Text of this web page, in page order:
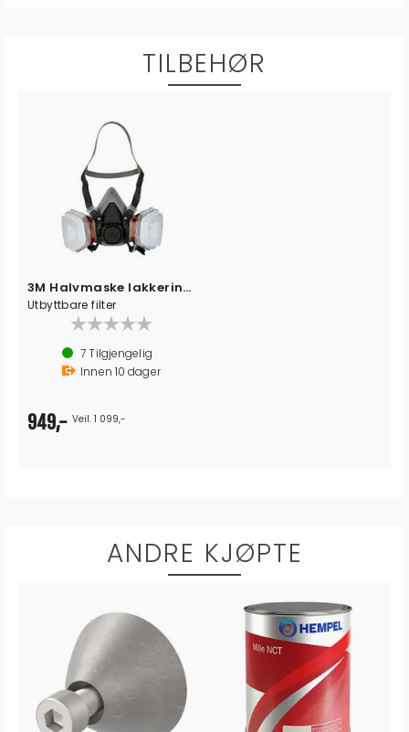
TILBEHØR
3M Halvmaske lakkering og slipearbeide
Utbyttbare filter
7Tilgjengelig
Innen 10 dager
949,- Veil. 1 099,-
ANDRE KJØPTE